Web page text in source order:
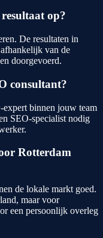
op?
De resultaten in
van de
doorgevoerd.
consultant?
expert binnen jouw team
SEO-specialist nodig
Rotterdam
de lokale markt goed.
maar voor
een persoonlijk overleg